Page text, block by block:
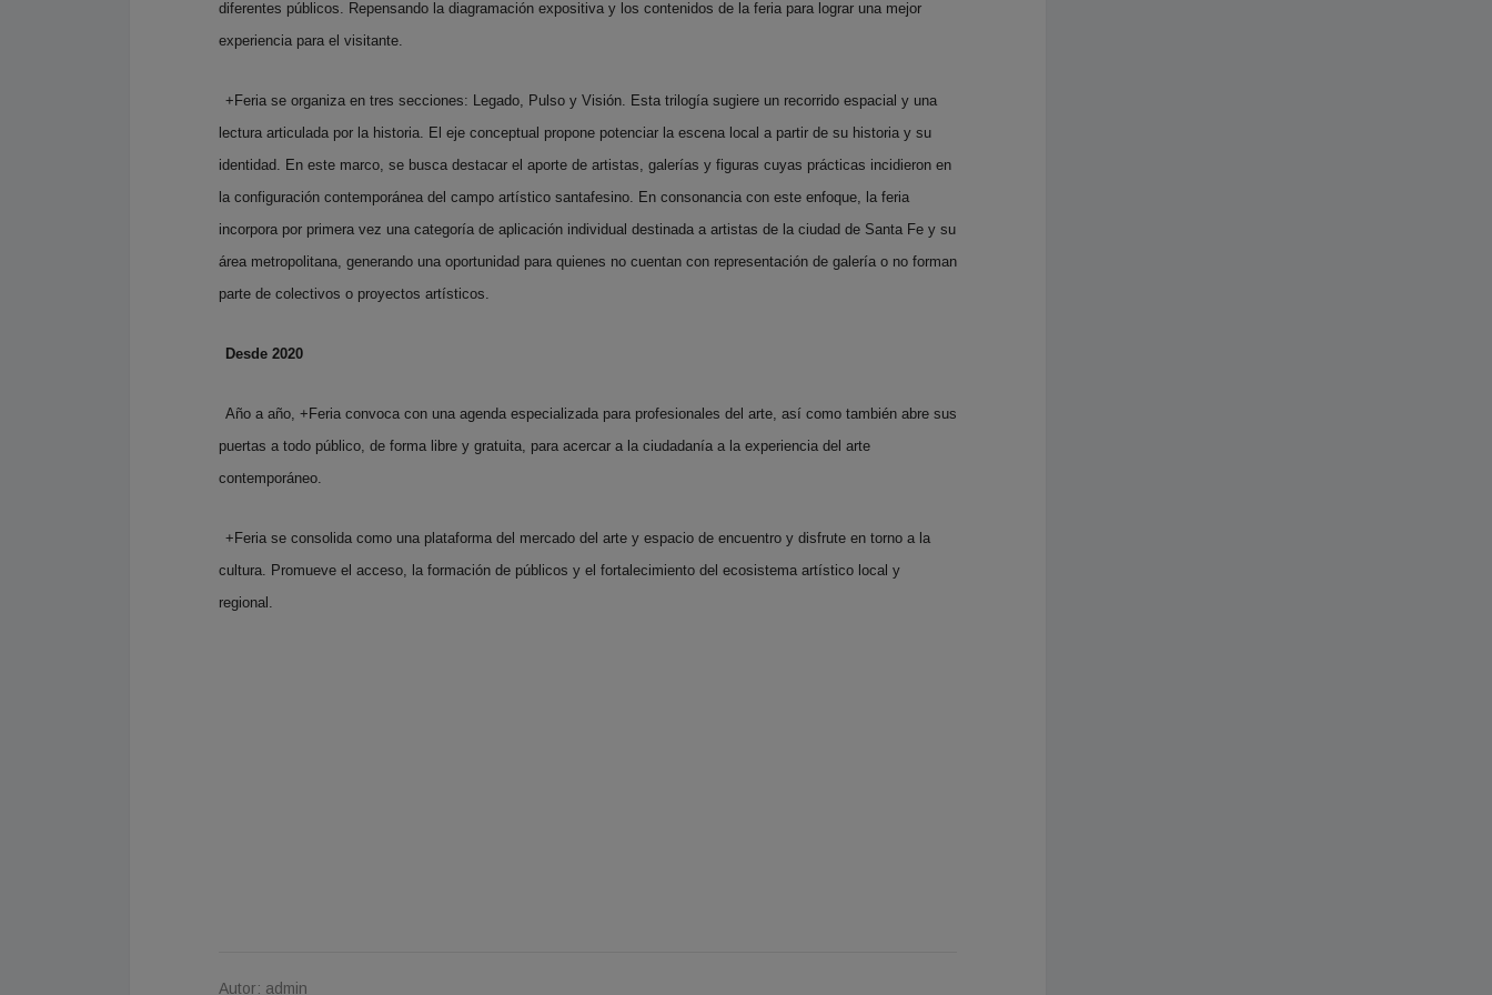
diferentes públicos. Repensando la diagramación expositiva y los contenidos de la feria para lograr una mejor
experiencia para el visitante.
+Feria se organiza en tres secciones: Legado, Pulso y Visión. Esta trilogía sugiere un recorrido espacial y una
lectura articulada por la historia. El eje conceptual propone potenciar la escena local a partir de su historia y su
identidad. En este marco, se busca destacar el aporte de artistas, galerías y figuras cuyas prácticas incidieron en
la configuración contemporánea del campo artístico santafesino. En consonancia con este enfoque, la feria
incorpora por primera vez una categoría de aplicación individual destinada a artistas de la ciudad de Santa Fe y su
área metropolitana, generando una oportunidad para quienes no cuentan con representación de galería o no forman
parte de colectivos o proyectos artísticos.
Desde 2020
Año a año, +Feria convoca con una agenda especializada para profesionales del arte, así como también abre sus
puertas a todo público, de forma libre y gratuita, para acercar a la ciudadanía a la experiencia del arte
contemporáneo.
+Feria se consolida como una plataforma del mercado del arte y espacio de encuentro y disfrute en torno a la
cultura. Promueve el acceso, la formación de públicos y el fortalecimiento del ecosistema artístico local y
regional.
Autor: admin